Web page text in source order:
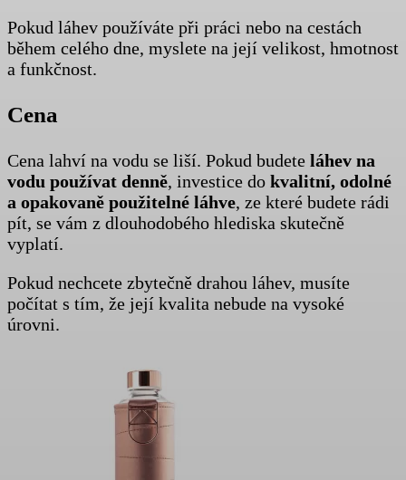
Pokud láhev používáte při práci nebo na cestách
během celého dne, myslete na její velikost, hmotnost
a funkčnost.
Cena
Cena lahví na vodu se liší. Pokud budete láhev na
vodu používat denně, investice do kvalitní, odolné
a opakovaně použitelné láhve, ze které budete rádi
pít, se vám z dlouhodobého hlediska skutečně
vyplatí.
Pokud nechcete zbytečně drahou láhev, musíte
počítat s tím, že její kvalita nebude na vysoké
úrovni.